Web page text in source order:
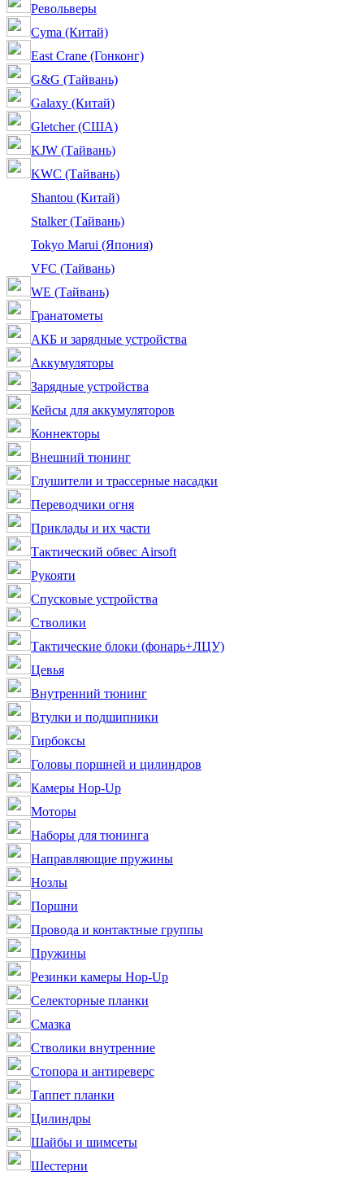
Револьверы
Cyma (Китай)
East Crane (Гонконг)
G&G (Тайвань)
Galaxy (Китай)
Gletcher (США)
KJW (Тайвань)
KWC (Тайвань)
Shantou (Китай)
Stalker (Тайвань)
Tokyo Marui (Япония)
VFC (Тайвань)
WE (Тайвань)
Гранатометы
АКБ и зарядные устройства
Аккумуляторы
Зарядные устройства
Кейсы для аккумуляторов
Коннекторы
Внешний тюнинг
Глушители и трассерные насадки
Переводчики огня
Приклады и их части
Тактический обвес Airsoft
Рукояти
Спусковые устройства
Стволики
Тактические блоки (фонарь+ЛЦУ)
Цевья
Внутренний тюнинг
Втулки и подшипники
Гирбоксы
Головы поршней и цилиндров
Камеры Hop-Up
Моторы
Наборы для тюнинга
Направляющие пружины
Нозлы
Поршни
Провода и контактные группы
Пружины
Резинки камеры Hop-Up
Селекторные планки
Смазка
Стволики внутренние
Стопора и антиреверс
Таппет планки
Цилиндры
Шайбы и шимсеты
Шестерни